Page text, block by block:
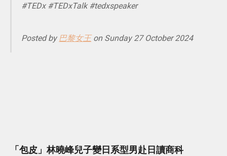
#TEDx #TEDxTalk #tedxspeaker
Posted by 巴黎女王on Sunday 27 October 2024
「包皮」林曉峰兒子變日系型男赴日讀商科